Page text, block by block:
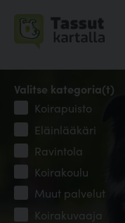
Valitse kategoria(t)
Koirapuisto
Eläinlääkäri
Ravintola
Koirakoulu
Muut palvelut
Koirakuvaaja